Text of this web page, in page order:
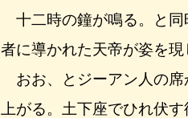
十二時の鐘が鳴る。と同
者に導かれた天帝が姿を現
おお、とジーアン人の席
上がる。土下座でひれ伏